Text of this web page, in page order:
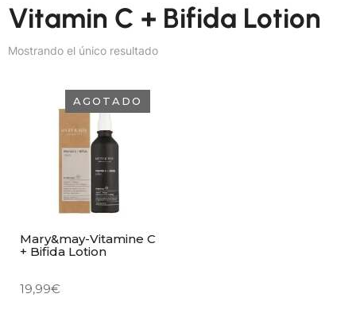
Vitamin C + Bifida Lotion
Mostrando el único resultado
AGOTADO
Mary&may-Vitamine C
+ Bifida Lotion
19,99€